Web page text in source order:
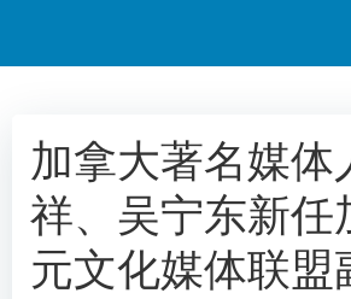
加拿大著名媒体
祥、吴宁东新任
元文化媒体联盟